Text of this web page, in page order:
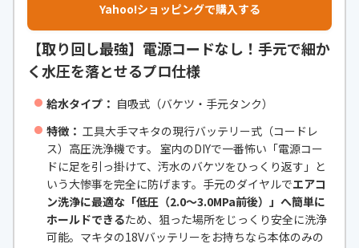
Yahoo!ショッピングで購入する
【取り回し最強】電源コードなし！手元で細か
く水圧を落とせるプロ仕様
給水タイプ： 自吸式（バケツ・手元タンク）
特徴： 工具大手マキタの現行バッテリー式（コードレ
ス）高圧洗浄機です。 室内のDIYで一番怖い「電源コー
ドに足を引っ掛けて、汚水のバケツをひっくり返す」と
いう大惨事を完全に防げます。手元のダイヤルでエアコ
ン洗浄に最適な「低圧（2.0〜3.0MPa前後）」へ簡単に
ホールドできるため、狙った場所をじっくり安全に洗浄
可能。マキタの18Vバッテリーをお持ちなら本体のみの